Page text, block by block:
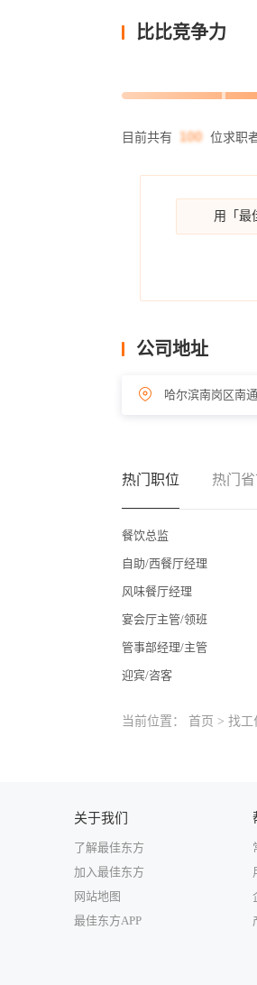
比比竞争力
目前共有 位求职
用「最
公司地址
哈尔滨南岗区南
热门职位 热门
餐饮总监
自助/西餐厅经理
风味餐厅经理
宴会厅主管/领班
管事部经理/主管
迎宾/咨客
当前位置： 首页 > 找工
关于我们
了解最佳东方
加入最佳东方
网站地图
最佳东方APP